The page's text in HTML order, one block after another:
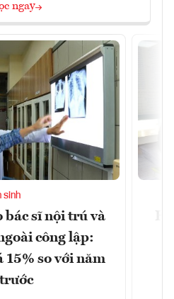
ngay
sinh
bác sĩ nội trú và
công lập:
so với năm